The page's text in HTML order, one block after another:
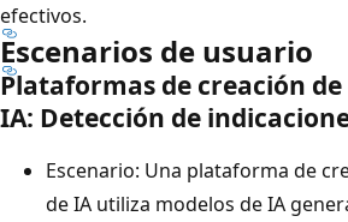
efectivos.
Escenarios de usuario
Plataformas de creación
IA: Detección de
Escenario: Una plataforma de
de IA utiliza modelos de IA